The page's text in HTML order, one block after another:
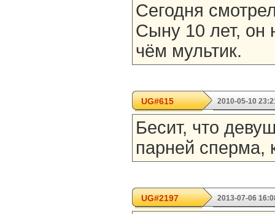
Сегодня
Сыну 10 лет, он
чём мультик.
UG#615 2010-05-10
Бесит, что
парней сперма,
UG#2197 2013-07-06